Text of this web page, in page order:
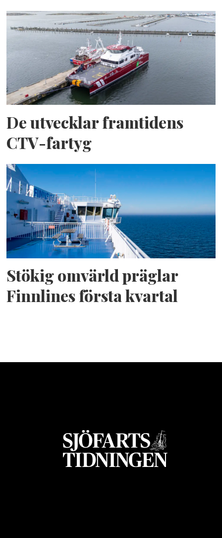
De utvecklar framtidens
CTV-fartyg
Stökig omvärld präglar
Finnlines första kvartal